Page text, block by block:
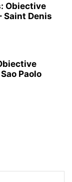
Obiective
Saint Denis
Paolo